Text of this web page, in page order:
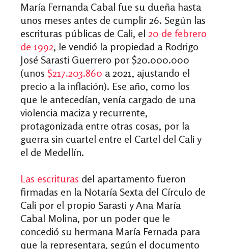
María Fernanda Cabal fue su dueña hasta
unos meses antes de cumplir 26. Según las
escrituras públicas de Cali, el 20 de febrero
de 1992, le vendió la propiedad a Rodrigo
José Sarasti Guerrero por $20.000.000
(unos $217.203.860 a 2021, ajustando el
precio a la inflación). Ese año, como los
que le antecedían, venía cargado de una
violencia maciza y recurrente,
protagonizada entre otras cosas, por la
guerra sin cuartel entre el Cartel del Cali y
el de Medellín.
Las escrituras del apartamento fueron
firmadas en la Notaría Sexta del Círculo de
Cali por el propio Sarasti y Ana María
Cabal Molina, por un poder que le
concedió su hermana María Fernada para
que la representara, según el documento